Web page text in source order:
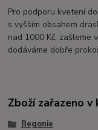
Pro podporu kvetení
s vyšším obsahem
nad 1000 Kč, zašleme
dodáváme dobře
Zboží zařazeno v
Begonie